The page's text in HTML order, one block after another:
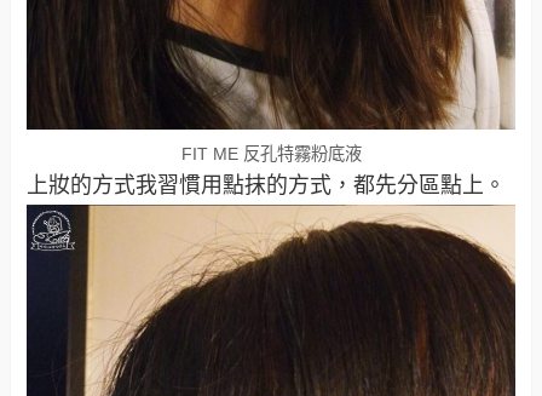
FIT ME 反孔特霧粉底液
上妝的方式我習慣用點抹的方式，都先分區點上。